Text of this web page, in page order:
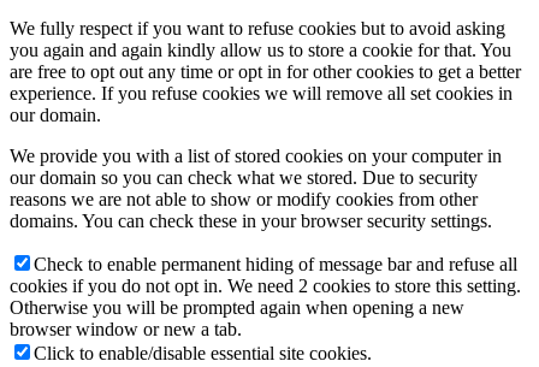
We fully respect if you want to refuse cookies but to avoid asking
you again and again kindly allow us to store a cookie for that. You
are free to opt out any time or opt in for other cookies to get a better
experience. If you refuse cookies we will remove all set cookies in
our domain.
We provide you with a list of stored cookies on your computer in
our domain so you can check what we stored. Due to security
reasons we are not able to show or modify cookies from other
domains. You can check these in your browser security settings.
Check to enable permanent hiding of message bar and refuse all
cookies if you do not opt in. We need 2 cookies to store this setting.
Otherwise you will be prompted again when opening a new
browser window or new a tab.
Click to enable/disable essential site cookies.